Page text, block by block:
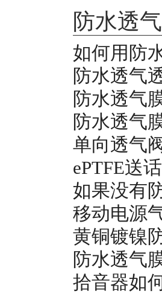
防水透
如何用防
防水透气
防水透气
防水透气
单向透气
ePTFE送
如果没有
移动电源
黄铜镀镍
防水透气
拾音器如